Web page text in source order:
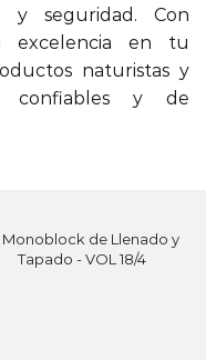
y seguridad. Con
excelencia en tu
naturistas y
confiables y de